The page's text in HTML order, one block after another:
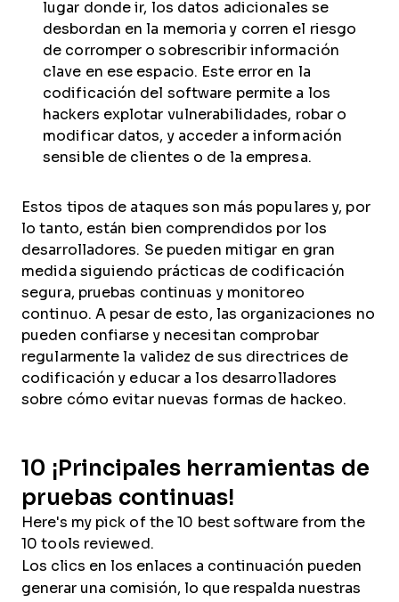
lugar donde ir, los datos adicionales se
desbordan en la memoria y corren el riesgo
de corromper o sobrescribir información
clave en ese espacio. Este error en la
codificación del software permite a los
hackers explotar vulnerabilidades, robar o
modificar datos, y acceder a información
sensible de clientes o de la empresa.
Estos tipos de ataques son más populares y, por
lo tanto, están bien comprendidos por los
desarrolladores. Se pueden mitigar en gran
medida siguiendo prácticas de codificación
segura, pruebas continuas y monitoreo
continuo. A pesar de esto, las organizaciones no
pueden confiarse y necesitan comprobar
regularmente la validez de sus directrices de
codificación y educar a los desarrolladores
sobre cómo evitar nuevas formas de hackeo.
10 ¡Principales herramientas de
pruebas continuas!
Here's my pick of the 10 best software from the
10 tools reviewed.
Los clics en los enlaces a continuación pueden
generar una comisión, lo que respalda nuestras